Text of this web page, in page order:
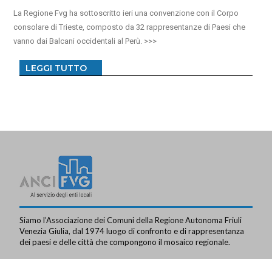
La Regione Fvg ha sottoscritto ieri una convenzione con il Corpo
consolare di Trieste, composto da 32 rappresentanze di Paesi che
vanno dai Balcani occidentali al Perù.
LEGGI TUTTO
Siamo l’Associazione dei Comuni della Regione Autonoma Friuli
Venezia Giulia, dal 1974 luogo di confronto e di rappresentanza
dei paesi e delle città che compongono il mosaico regionale.